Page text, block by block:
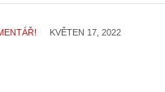
KVĚTEN 17, 2022